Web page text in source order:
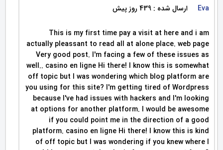
Eva ارسال شده : 439 روز پیش
This is my first time pay a visit at here and i am
actually pleassant to read all at alone place. web page
Very good post. I'm facing a few of these issues as
well.. casino en ligne Hi there! I know this is somewhat
off topic but I was wondering which blog platform are
you using for this site? I'm getting tired of Wordpress
because I've had issues with hackers and I'm looking
at options for another platform. I would be awesome
if you could point me in the direction of a good
platform. casino en ligne Hi there! I know this is kind
of off topic but I was wondering if you knew where I